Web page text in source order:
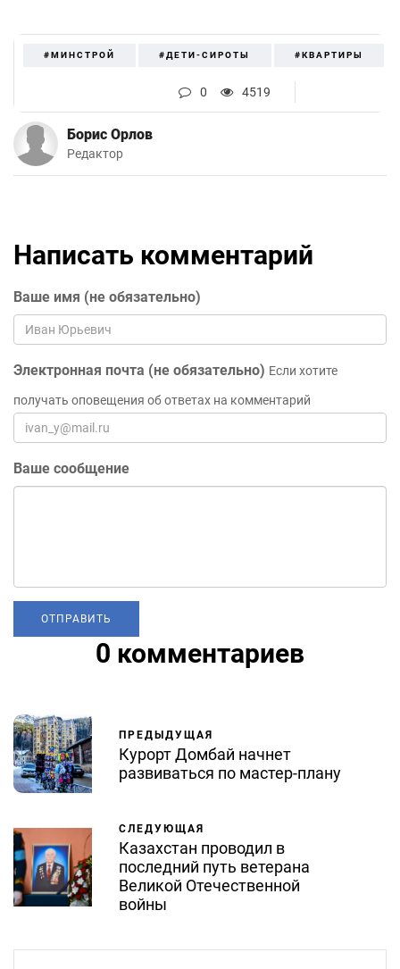
#МИНСТРОЙ #ДЕТИ-СИРОТЫ #КВАРТИРЫ
0 4519
Борис Орлов
Редактор
Написать комментарий
Ваше имя (не обязательно)
Электронная почта (не обязательно) Если хотите
получать оповещения об ответах на комментарий
Ваше сообщение
0 комментариев
ПРЕДЫДУЩАЯ
Курорт Домбай начнет
развиваться по мастер-плану
СЛЕДУЮЩАЯ
Казахстан проводил в
последний путь ветерана
Великой Отечественной
войны